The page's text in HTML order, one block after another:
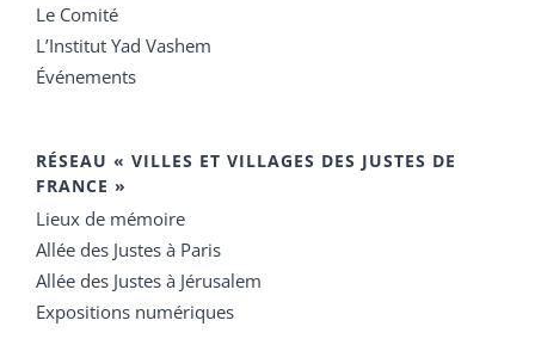
Le Comité
L’Institut Yad Vashem
Événements
RÉSEAU « VILLES ET VILLAGES DES JUSTES DE
FRANCE »
Lieux de mémoire
Allée des Justes à Paris
Allée des Justes à Jérusalem
Expositions numériques